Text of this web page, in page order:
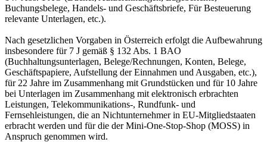
Buchungsbelege, Handels- und Geschäftsbriefe, Für Besteuerung
relevante Unterlagen, etc.).
Nach gesetzlichen Vorgaben in Österreich erfolgt die Aufbewahrung
insbesondere für 7 J gemäß § 132 Abs. 1 BAO
(Buchhaltungsunterlagen, Belege/Rechnungen, Konten, Belege,
Geschäftspapiere, Aufstellung der Einnahmen und Ausgaben, etc.),
für 22 Jahre im Zusammenhang mit Grundstücken und für 10 Jahre
bei Unterlagen im Zusammenhang mit elektronisch erbrachten
Leistungen, Telekommunikations-, Rundfunk- und
Fernsehleistungen, die an Nichtunternehmer in EU-Mitgliedstaaten
erbracht werden und für die der Mini-One-Stop-Shop (MOSS) in
Anspruch genommen wird.